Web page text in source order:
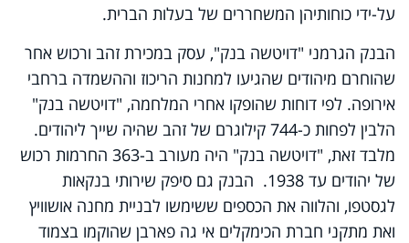
על-ידי כוחותיהן המשחררים של בעלות הברית.
הבנק הגרמני "דויטשה בנק", עסק במכירת זהב ורכוש אחר
שהוחרם מיהודים שהגיעו למחנות הריכוז וההשמדה ברחבי
אירופה. לפי דוחות שהופקו אחרי המלחמה, "דויטשה בנק"
הלבין לפחות כ-744 קילוגרם של זהב שהיה שייך ליהודים.
מלבד זאת, "דויטשה בנק" היה מעורב ב-363 החרמות רכוש
של יהודים עד 1938. הבנק גם סיפק שירותי בנקאות
לגסטפו, והלווה את הכספים ששימשו לבניית מחנה אושוויץ
ואת מתקני חברת הכימקלים אי גה פארבן שהוקמו בצמוד